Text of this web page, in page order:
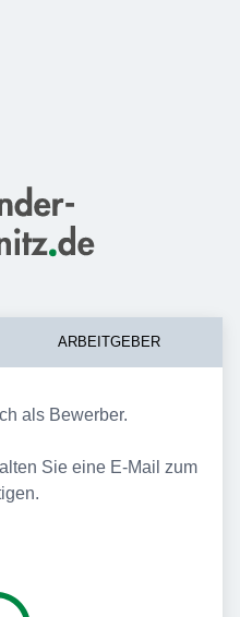
Neues
ARBEITGEBER
als Bewerber.
Sie eine E-Mail zum